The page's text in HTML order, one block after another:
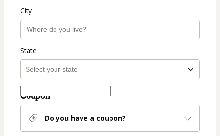
City
State
Coupon
Do you have a coupon?